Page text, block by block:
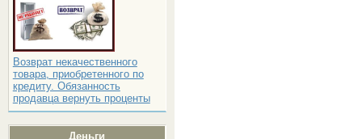
Возврат некачественного
товара, приобретенного по
кредиту. Обязанность
продавца вернуть проценты
Деньги